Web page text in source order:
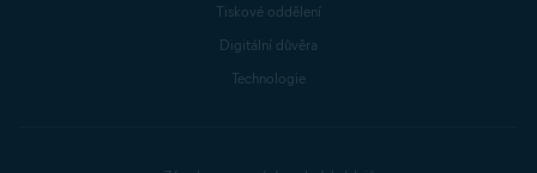
Tiskové oddělení
Digitální důvěra
Technologie